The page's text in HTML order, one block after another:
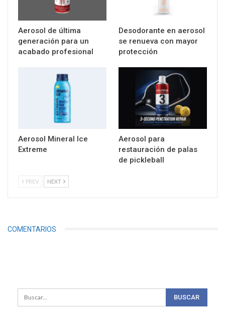
Aerosol de última
generación para un
acabado profesional
Desodorante en aerosol
se renueva con mayor
protección
Aerosol Mineral Ice
Extreme
Aerosol para
restauración de palas
de pickleball
PREV NEXT
COMENTARIOS